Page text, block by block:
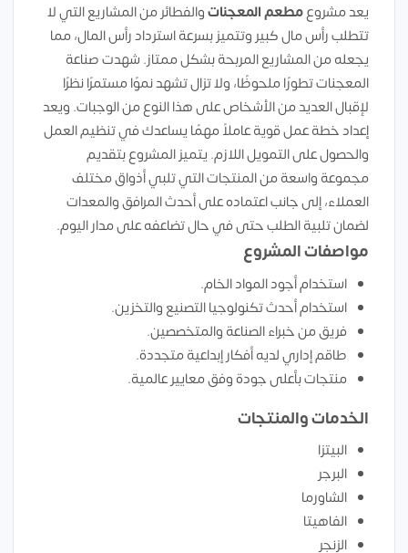
يعد مشروعمطعم المعجناتوالفطائر من المشاريع التي لا
تتطلب رأس مال كبير وتتميز بسرعة استرداد رأس المال، مما
يجعله من المشاريع المربحة بشكل ممتاز. شهدت صناعة
المعجنات تطورًا ملحوظًا، ولا تزال تشهد نموًا مستمرًا نظرًا
لإقبال العديد من الأشخاص على هذا النوع من الوجبات. ويعد
إعداد خطة عمل قوية عاملاً مهمًا يساعدك في تنظيم العمل
والحصول على التمويل اللازم. يتميز المشروع بتقديم
مجموعة واسعة من المنتجات التي تلبي أذواق مختلف
العملاء، إلى جانب اعتماده على أحدث المرافق والمعدات
لضمان تلبية الطلب حتى في حال تضاعفه على مدار اليوم.
مواصفات المشروع
استخدام أجود المواد الخام.
استخدام أحدث تكنولوجيا التصنيع والتخزين.
فريق من خبراء الصناعة والمتخصصين.
طاقم إداري لديه أفكار إبداعية متجددة.
منتجات بأعلى جودة وفق معايير عالمية.
الخدمات والمنتجات
البيتزا
البرجر
الشاورما
الفاهيتا
الزنجر